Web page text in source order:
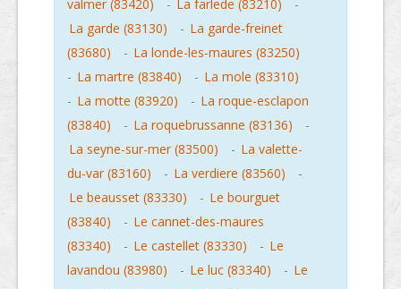
valmer (83420) - La farlede (83210)
-
La garde (83130)
- La garde-freinet
(83680)
- La londe-les-maures (83250)
- La martre (83840) - La mole (83310)
- La motte (83920) - La roque-esclapon
(83840)
- La roquebrussanne (83136)
-
La seyne-sur-mer (83500)
- La valette-
du-var (83160)
- La verdiere (83560)
-
Le beausset (83330)
- Le bourguet
(83840)
- Le cannet-des-maures
(83340)
- Le castellet (83330) - Le
lavandou (83980)
- Le luc (83340) - Le